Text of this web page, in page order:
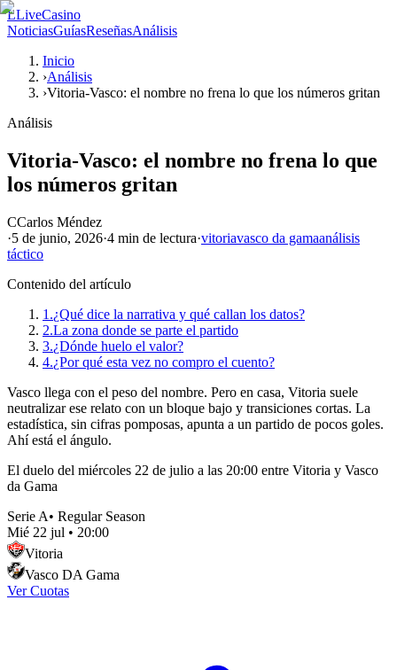
LLiveCasino
NoticiasGuíasReseñasAnálisis
Inicio
›Análisis
›Vitoria-Vasco: el nombre no frena lo que los números gritan
Análisis
Vitoria-Vasco: el nombre no frena lo que
los números gritan
CCarlos Méndez
·5 de junio, 2026·4 min de lectura·vitoriavasco da gamaanálisis
táctico
Contenido del artículo
1.¿Qué dice la narrativa y qué callan los datos?
2.La zona donde se parte el partido
3.¿Dónde huelo el valor?
4.¿Por qué esta vez no compro el cuento?
Vasco llega con el peso del nombre. Pero en casa, Vitoria suele
neutralizar ese relato con un bloque bajo y transiciones cortas. La
estadística, sin cifras pomposas, apunta a un partido de pocos goles.
Ahí está el ángulo.
El duelo del miércoles 22 de julio a las 20:00 entre Vitoria y Vasco
da Gama
Serie A• Regular Season
Mié 22 jul • 20:00
Vitoria
Vasco DA Gama
Ver Cuotas